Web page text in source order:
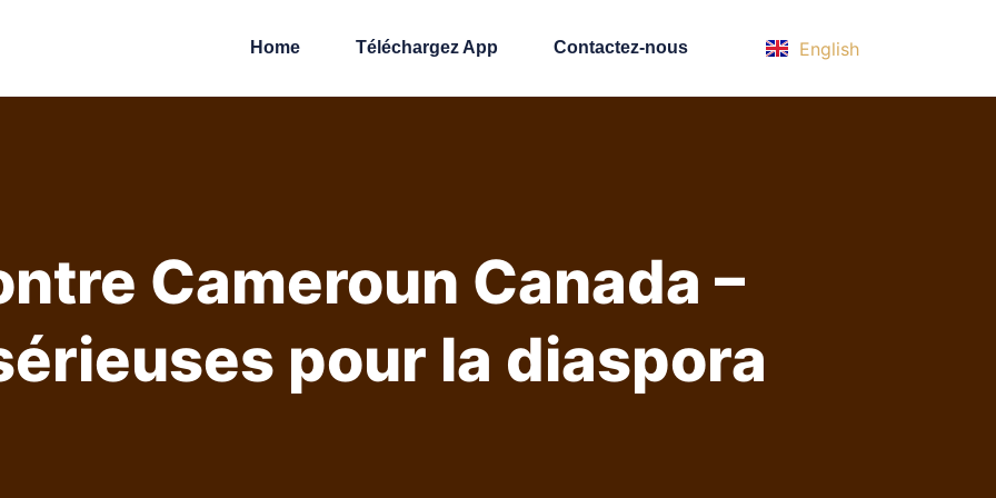
Home Téléchargez App Contactez-nous English
Cameroun Canada –
pour la diaspora